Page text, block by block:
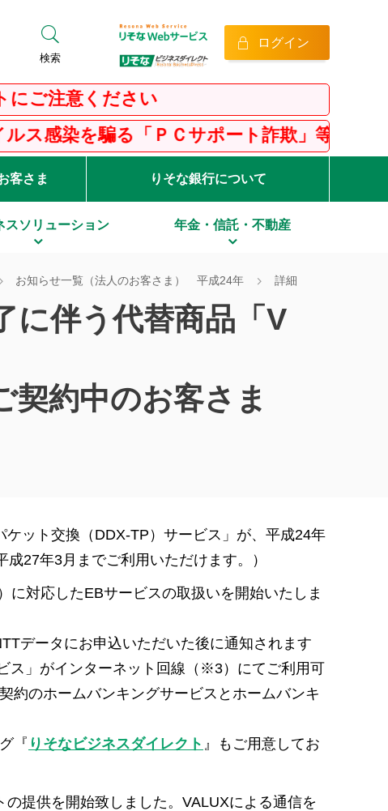
検索
ログイン
ください
る「ＰＣサポート詐欺」等にご注意くださ
客さま りそな銀行について
スソリューション 年金・信託・不動産
お知らせ一覧（法人のお客さま） 平成24年 詳細
に伴う代替商品「V
契約中のお客さま
ット交換（DDX-TP）サービス」が、平成24年
27年3月までご利用いただけます。）
対応したEBサービスの取扱いを開始いたしま
データにお申込いただいた後に通知されます
ス」がインターネット回線（※3）にてご利用可
約のホームバンキングサービスとホームバンキ
『 りそなビジネスダイレクト 』もご用意してお
提供を開始致しました。VALUXによる通信を